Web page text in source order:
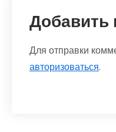
Добавить
Для отправки
авторизоваться.